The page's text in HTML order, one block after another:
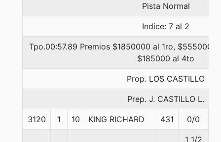
Pista Normal
Indice: 7 al 2
Tpo.00:57.89 Premios $1850000 al 1ro, $555000
$185000 al 4to
Prop. LOS CASTILLO
Prep. J. CASTILLO L.
3120 1 10 KING RICHARD 431 0/0
1 1/2